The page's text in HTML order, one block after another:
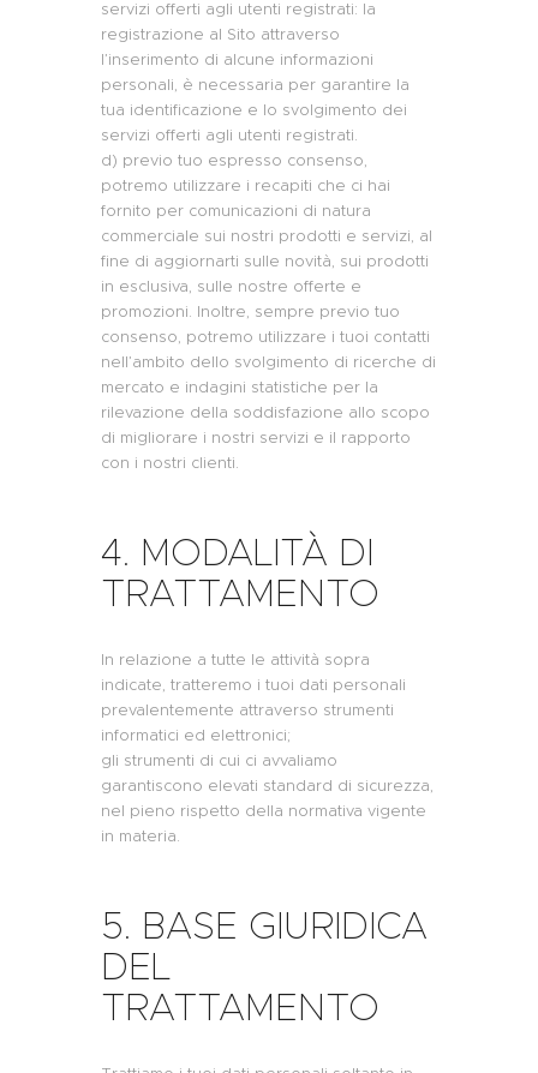
servizi offerti agli utenti registrati: la
registrazione al Sito attraverso
l’inserimento di alcune informazioni
personali, è necessaria per garantire la
tua identificazione e lo svolgimento dei
servizi offerti agli utenti registrati.
d) previo tuo espresso consenso,
potremo utilizzare i recapiti che ci hai
fornito per comunicazioni di natura
commerciale sui nostri prodotti e servizi, al
fine di aggiornarti sulle novità, sui prodotti
in esclusiva, sulle nostre offerte e
promozioni. Inoltre, sempre previo tuo
consenso, potremo utilizzare i tuoi contatti
nell’ambito dello svolgimento di ricerche di
mercato e indagini statistiche per la
rilevazione della soddisfazione allo scopo
di migliorare i nostri servizi e il rapporto
con i nostri clienti.
4. MODALITÀ DI
TRATTAMENTO
In relazione a tutte le attività sopra
indicate, tratteremo i tuoi dati personali
prevalentemente attraverso strumenti
informatici ed elettronici;
gli strumenti di cui ci avvaliamo
garantiscono elevati standard di sicurezza,
nel pieno rispetto della normativa vigente
in materia.
5. BASE GIURIDICA
DEL
TRATTAMENTO